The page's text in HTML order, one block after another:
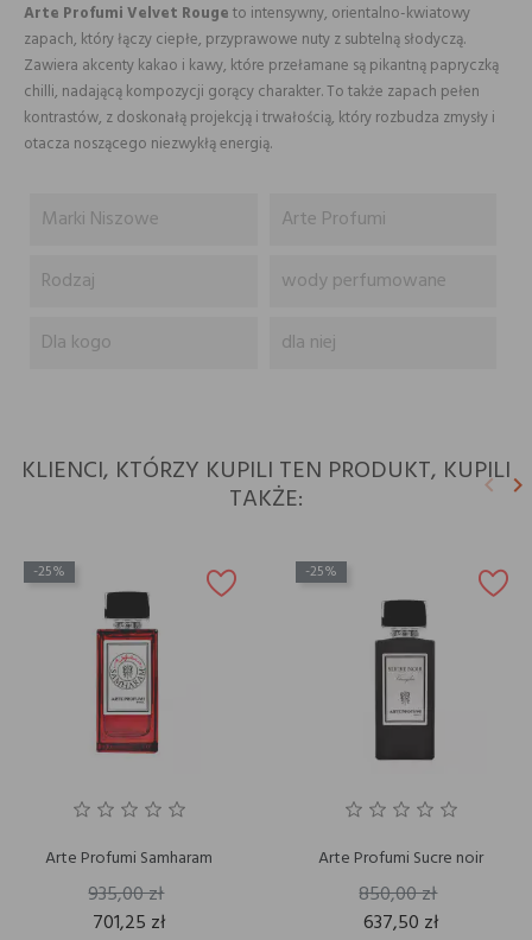
Arte Profumi Velvet Rougeto intensywny, orientalno-kwiatowy
zapach, który łączy ciepłe, przyprawowe nuty z subtelną słodyczą.
Zawiera akcenty kakao i kawy, które przełamane są pikantną papryczką
chilli, nadającą kompozycji gorący charakter. To także zapach pełen
kontrastów, z doskonałą projekcją i trwałością, który rozbudza zmysły i
otacza noszącego niezwykłą energią.
Marki Niszowe
Arte Profumi
Rodzaj
wody perfumowane
Dla kogo
dla niej
KLIENCI, KTÓRZY KUPILI TEN PRODUKT, KUPILI
TAKŻE: keyboard_arrow_leftkeyboard_arrow_right
-25%
Arte Profumi Samharam
935,00 zł
701,25 zł
-25%
Arte Profumi Sucre noir
850,00 zł
637,50 zł